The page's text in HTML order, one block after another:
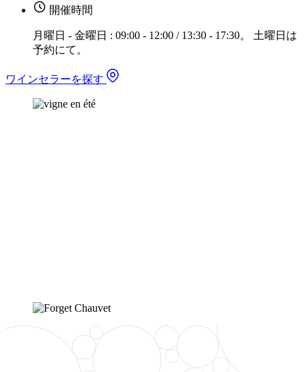
開催時間
月曜日 - 金曜日 : 09:00 - 12:00 / 13:30 - 17:30。 土曜日は
予約にて。
ワインセラーを探す